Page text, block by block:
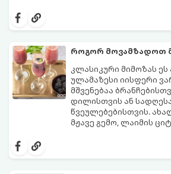
სალათებთან ერთად ან
მდგომარეობს, რომ
შეწვისას ფორმა
და არ დაიშალოს.
მომზადების დრო: 20
მუხუდოს ჩალბობის
შეწვის დრო: 10–15
ბურთულა (4–6 პორცია)
როგორ მოვამზადოთ
კლასიკური მიმოზას
ულამაზესი იისფერი
მშვენებაა
დილისთვის ან
წვეულებებისთვის.
მჟავე გემო, ლაიმის
საოცრად დახვეწილ
და მის მომზადებას